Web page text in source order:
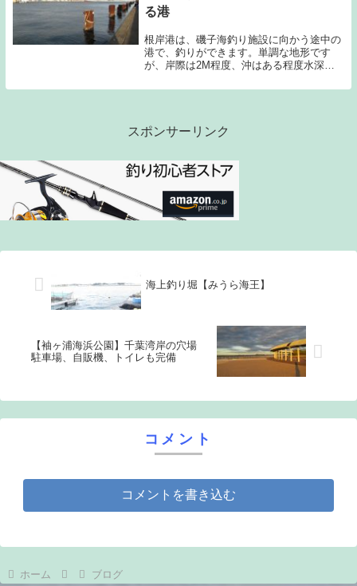
る港
根岸港は、磯子海釣り施設に向かう途中の
港で、釣りができます。単調な地形です
が、岸際は2M程度、沖はある程度水深が
てきます。磯子海釣り施設と釣れる魚種は
スポンサーリンク
海上釣り堀【みうら海王】
【袖ヶ浦海浜公園】千葉湾岸の穴場
駐車場、自販機、トイレも完備
コメント
コメントを書き込む
ホーム ブログ